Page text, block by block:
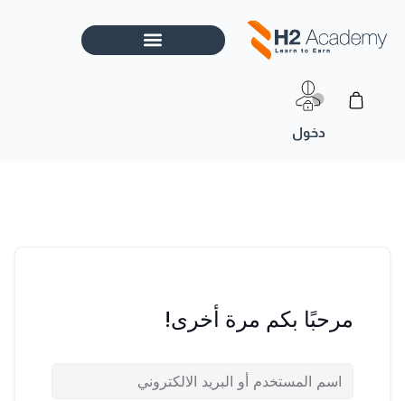
المحتوى
Cart
مرحبًا بكم مرة أخرى!